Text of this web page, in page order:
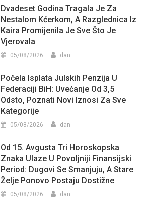
Dvadeset Godina Tragala Je Za
Nestalom Kćerkom, A Razglednica Iz
Kaira Promijenila Je Sve Što Je
Vjerovala
05/08/2026 dan
Počela Isplata Julskih Penzija U
Federaciji BiH: Uvećanje Od 3,5
Odsto, Poznati Novi Iznosi Za Sve
Kategorije
05/08/2026 dan
Od 15. Avgusta Tri Horoskopska
Znaka Ulaze U Povoljniji Finansijski
Period: Dugovi Se Smanjuju, A Stare
Želje Ponovo Postaju Dostižne
05/08/2026 dan